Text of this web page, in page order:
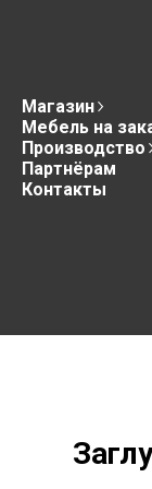
Магазин
Мебель на
Производство
Партнёрам
Контакты